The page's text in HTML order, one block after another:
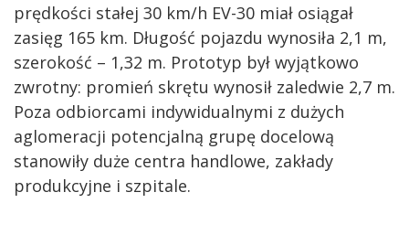
prędkości stałej 30 km/h EV-30 miał osiągał
zasięg 165 km. Długość pojazdu wynosiła 2,1 m,
szerokość – 1,32 m. Prototyp był wyjątkowo
zwrotny: promień skrętu wynosił zaledwie 2,7 m.
Poza odbiorcami indywidualnymi z dużych
aglomeracji potencjalną grupę docelową
stanowiły duże centra handlowe, zakłady
produkcyjne i szpitale.